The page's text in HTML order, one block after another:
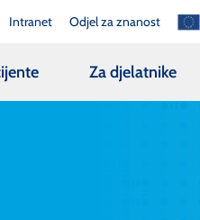
Intranet Odjel za znanost
Za djelatnike